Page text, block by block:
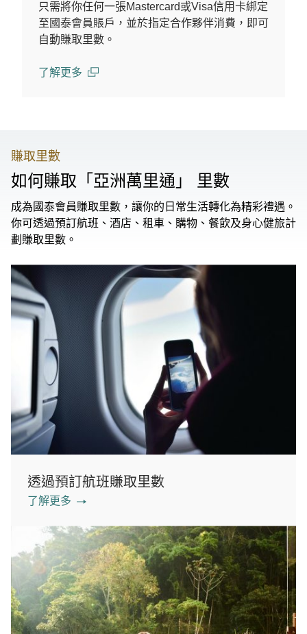
只需將你任何一張Mastercard或Visa信用卡綁定
至國泰會員賬戶，並於指定合作夥伴消費，即可
自動賺取里數。
了解更多
賺取里數
如何賺取「亞洲萬里通」 里數
成為國泰會員賺取里數，讓你的日常生活轉化為精彩禮遇。
你可透過預訂航班、酒店、租車、購物、餐飲及身心健旅計
劃賺取里數。
透過預訂航班賺取里數
了解更多